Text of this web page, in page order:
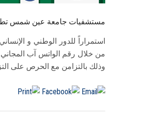
مستشفيات جامعة عين شمس
استمراراً للدور الوطني و
وذلك بالتزامن مع الحرص على